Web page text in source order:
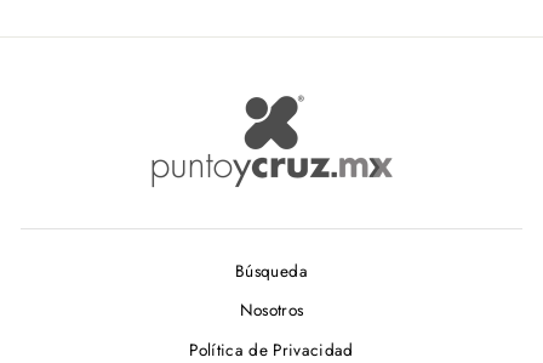
Búsqueda
Nosotros
Política de Privacidad